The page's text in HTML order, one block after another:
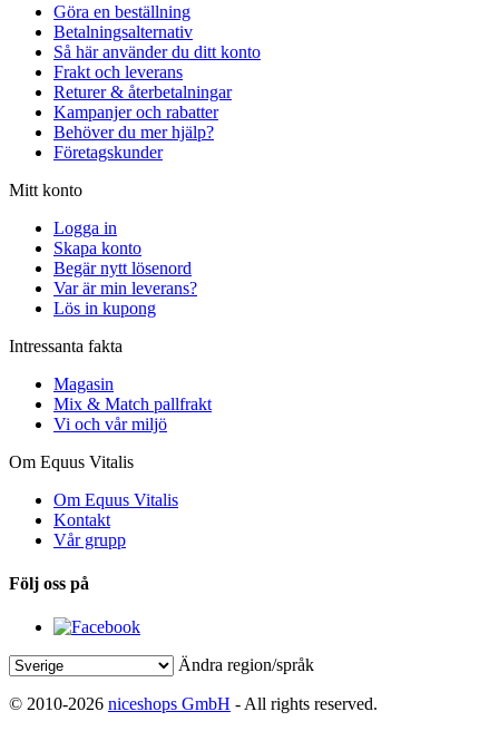
Göra en beställning
Betalningsalternativ
Så här använder du ditt konto
Frakt och leverans
Returer & återbetalningar
Kampanjer och rabatter
Behöver du mer hjälp?
Företagskunder
Mitt konto
Logga in
Skapa konto
Begär nytt lösenord
Var är min leverans?
Lös in kupong
Intressanta fakta
Magasin
Mix & Match pallfrakt
Vi och vår miljö
Om Equus Vitalis
Om Equus Vitalis
Kontakt
Vår grupp
Följ oss på
Ändra region/språk
© 2010-2026 niceshops GmbH - All rights reserved.